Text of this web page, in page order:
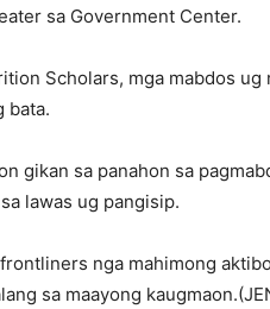
sa Government Center.
Scholars, mga mabdos
bata.
gikan sa panahon sa
lawas ug pangisip.
nga mahimong
sa maayong